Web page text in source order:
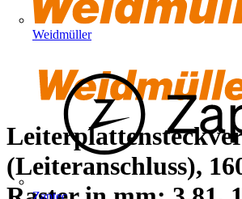
Weidmüller
Zaptec
(Leiteranschluss),